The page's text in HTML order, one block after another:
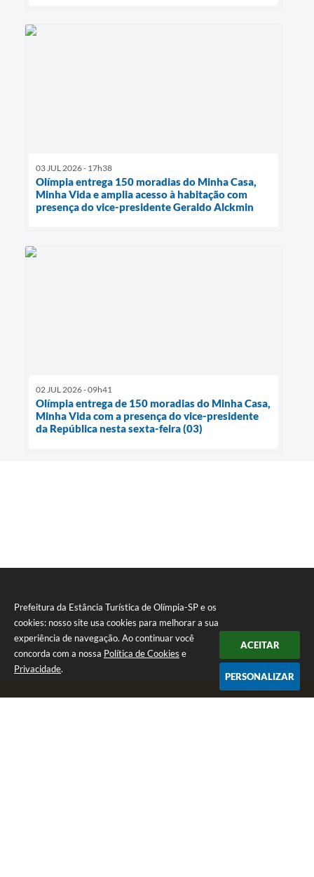
Prefeitura da Estância Turística de Olímpia-SP e os
cookies: nosso site usa cookies para melhorar a sua
experiência de navegação. Ao continuar você
concorda com a nossa Política de Cookies e
Privacidade.
ACEITAR
PERSONALIZAR
03 JUL 2026 - 17h38
Olímpia entrega 150 moradias do Minha Casa,
Minha Vida e amplia acesso à habitação com
presença do vice-presidente Geraldo Alckmin
02 JUL 2026 - 09h41
Olímpia entrega de 150 moradias do Minha Casa,
Minha Vida com a presença do vice-presidente
da República nesta sexta-feira (03)